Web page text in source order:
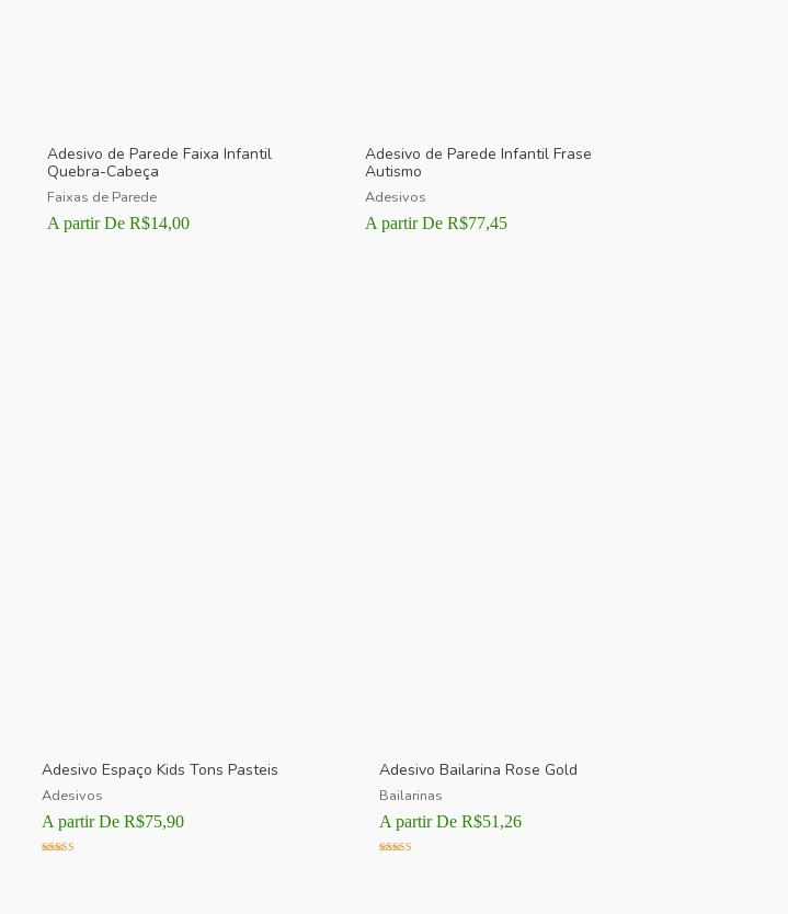
Adesivo de Parede Faixa Infantil
Quebra-Cabeça
Faixas de Parede
A partir De R$14,00
Adesivo de Parede Infantil Frase
Autismo
Adesivos
A partir De R$77,45
Adesivo Espaço Kids Tons Pasteis
Adesivos
A partir De R$75,90
Adesivo Bailarina Rose Gold
Bailarinas
A partir De R$51,26